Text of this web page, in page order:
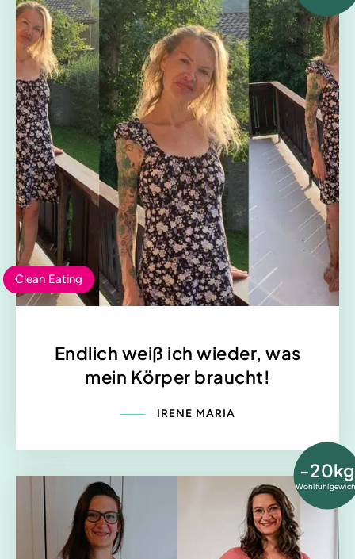
Clean Eating
Endlich weiß ich wieder, was
mein Körper braucht!
IRENE MARIA
-20kg